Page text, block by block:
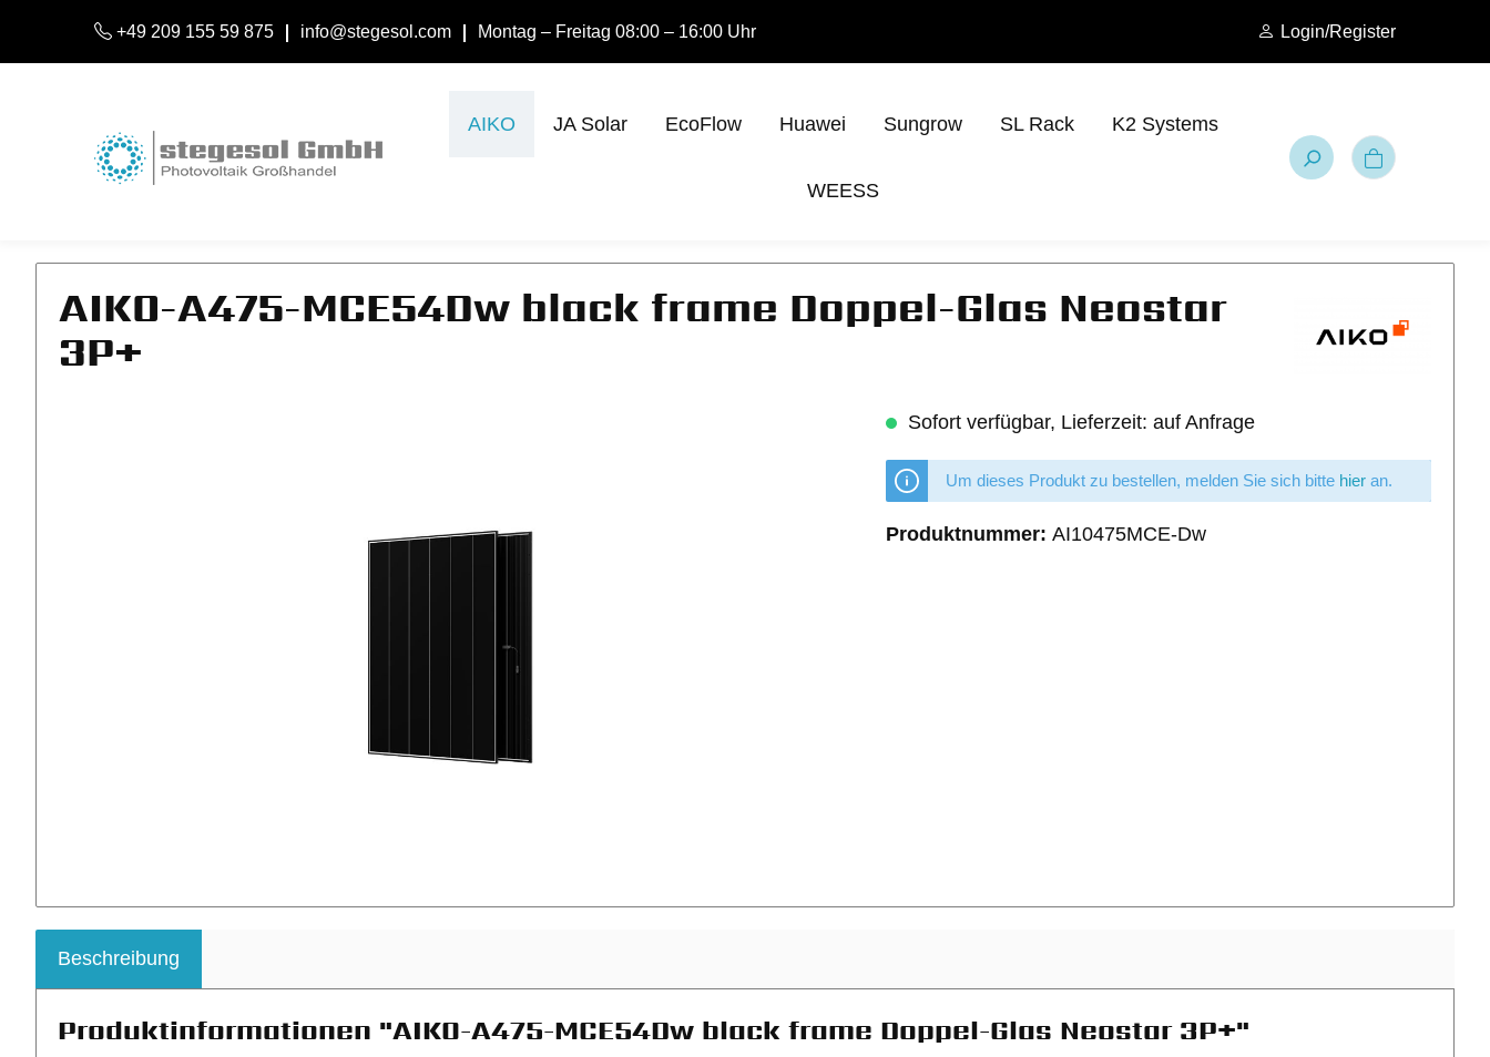
+49 209 155 59 875 info@stegesol.com Montag – Freitag 08:00 – 16:00 Uhr Login/Register
AIKO JA Solar EcoFlow Huawei Sungrow SL Rack K2 Systems
WEESS
AIKO-A475-MCE54Dw black frame Doppel-Glas Neostar
3P+
Sofort verfügbar, Lieferzeit: auf Anfrage
Um dieses Produkt zu bestellen, melden Sie sich bitte hieran.
Produktnummer: AI10475MCE-Dw
Beschreibung
Produktinformationen "AIKO-A475-MCE54Dw black frame Doppel-Glas Neostar 3P+"